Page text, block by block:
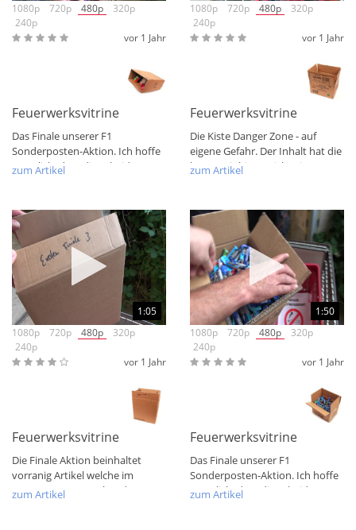
1080p
720p 480p
320p
240p
vor 1 Jahr
Feuerwerksvitrine Bunte Kiste Exoten Finale 1
Das Finale unserer F1
Sonderposten-Aktion. Ich hoffe
natürlich, dass diese beiden
zum Artikel
1080p
720p 480p
320p
240p
vor 1 Jahr
Feuerwerksvitrine Bunte
Die Kiste Danger Zone - auf
eigene Gefahr. Der Inhalt hat die
beste Zeit hinter sich. Die
zum Artikel
1:05
1080p
720p 480p
320p
240p
vor 1 Jahr
Feuerwerksvitrine Bunte Kiste Exoten Finale 3
Die Finale Aktion beinhaltet
vorranig Artikel welche im
gesamten Posten eher das
zum Artikel
1:50
1080p
720p 480p
320p
240p
vor 1 Jahr
Feuerwerksvitrine Bunte
Das Finale unserer F1
Sonderposten-Aktion. Ich hoffe
natürlich, dass diese beiden
zum Artikel